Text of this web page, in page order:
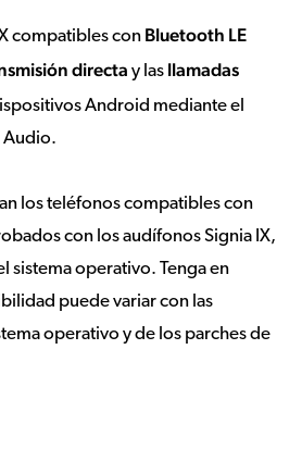
compatibles con Bluetooth LE
directa y las llamadas
Android mediante el
Audio.
los teléfonos compatibles con
con los audífonos Signia IX,
sistema operativo. Tenga en
puede variar con las
operativo y de los parches de